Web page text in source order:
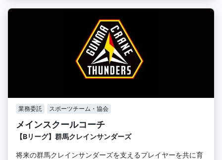
業務委託 スポーツチーム・協会
メインスクールコーチ
【Bリーグ】群馬クレインサンダーズ
将来の群馬クレインサンダーズを支えるプレイヤーを共に育